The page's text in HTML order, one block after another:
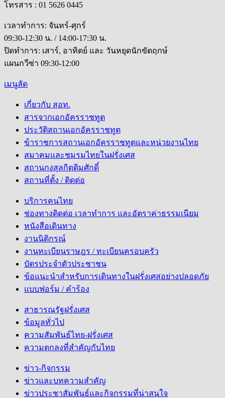
โทรสาร : 01 5626 0445
เวลาทำการ: จันทร์-ศุกร์
09:30-12:30 น. / 14:00-17:30 น.
ปิดทำการ: เสาร์, อาทิตย์ และ วันหยุดนักขัตฤกษ์
แผนกวีซ่า 09:30-12:00
เมนูลัด
เกี่ยวกับ สอท.
สารจากเอกอัครราชทูต
ประวัติสถานเอกอัครราชทูต
ข้าราชการสถานเอกอัครราชทูตและหน่วยงานไทย
สมาคมและชมรมไทยในฝรั่งเศส
สถานกงสุลกิตติมศักดิ์
สถานที่ตั้ง / ติดต่อ
บริการคนไทย
ช่องทางติดต่อ เวลาทำการ และอัตราค่าธรรมเนียม
หนังสือเดินทาง
งานนิติกรณ์
งานทะเบียนราษฎร / ทะเบียนครอบครัว
บัตรประจำตัวประชาชน
ข้อแนะนำสำหรับการเดินทางในฝรั่งเศสอย่างปลอดภัย
แบบฟอร์ม / คำร้อง
สาธารณรัฐฝรั่งเศส
ข้อมูลทั่วไป
ความสัมพันธ์ไทย-ฝรั่งเศส
ความตกลงที่สำคัญกับไทย
ข่าว-กิจกรรม
ข่าวและบทความสำคัญ
ข่าวประชาสัมพันธ์และกิจกรรมที่น่าสนใจ